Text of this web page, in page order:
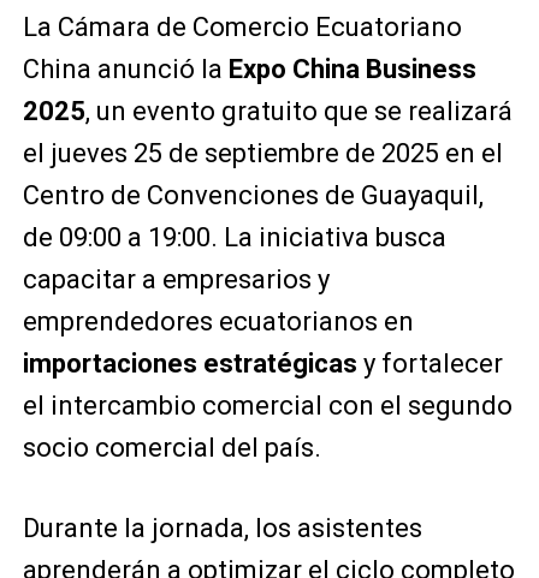
La Cámara de Comercio Ecuatoriano
China anunció la Expo China Business
2025, un evento gratuito que se realizará
el jueves 25 de septiembre de 2025 en el
Centro de Convenciones de Guayaquil,
de 09:00 a 19:00. La iniciativa busca
capacitar a empresarios y
emprendedores ecuatorianos en
importaciones estratégicas y fortalecer
el intercambio comercial con el segundo
socio comercial del país.
Durante la jornada, los asistentes
aprenderán a optimizar el ciclo completo